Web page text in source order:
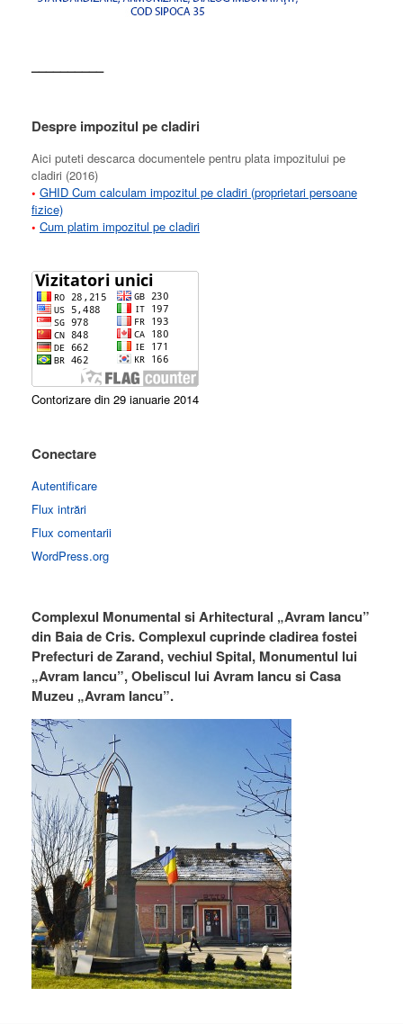
––––––––––
Despre impozitul pe cladiri
Aici puteti descarca documentele pentru plata impozitului pe
cladiri (2016)
• GHID Cum calculam impozitul pe cladiri (proprietari persoane
fizice)
• Cum platim impozitul pe cladiri
Contorizare din 29 ianuarie 2014
Conectare
Autentificare
Flux intrări
Flux comentarii
WordPress.org
Complexul Monumental si Arhitectural „Avram Iancu”
din Baia de Cris. Complexul cuprinde cladirea fostei
Prefecturi de Zarand, vechiul Spital, Monumentul lui
„Avram Iancu”, Obeliscul lui Avram Iancu si Casa
Muzeu „Avram Iancu”.